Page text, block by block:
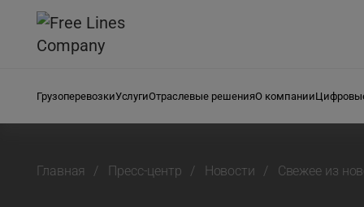
ГрузоперевозкиУслугиОтраслевые решенияО компании
Главная Пресс-центр Новости Свежее из